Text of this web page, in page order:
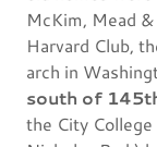
McKim, Mead
Harvard Club,
arch in
south of
the City